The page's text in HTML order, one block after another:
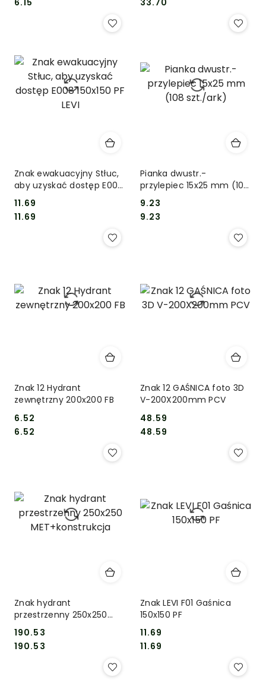
Znak ewakuacyjny Stłuc,
aby uzyskać dostęp E008
150x150 PF LEVI
Cena:
11.69
Cena:
11.69
Pianka dwustr.-
przylepiec 15x25 mm (108
szt./ark)
Cena:
9.23
Cena:
9.23
Znak 12 Hydrant
zewnętrzny 200x200 FB
Cena:
6.52
Cena:
6.52
Znak 12 GAŚNICA foto 3D
V-200X200mm PCV
Cena:
48.59
Cena:
48.59
Znak hydrant
przestrzenny 250x250
MET+konstrukcja
Cena:
190.53
Cena:
190.53
Znak LEVI F01 Gaśnica
150x150 PF
Cena:
11.69
Cena:
11.69